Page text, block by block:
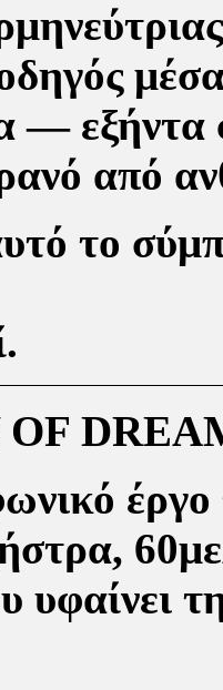
— εξήντα
από
το
έργο
υφαίνει